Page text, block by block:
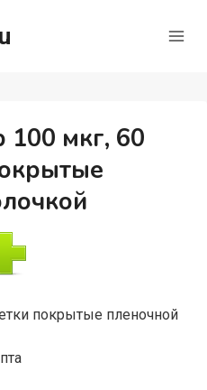
100 мкг, 60
покрытые пленочной